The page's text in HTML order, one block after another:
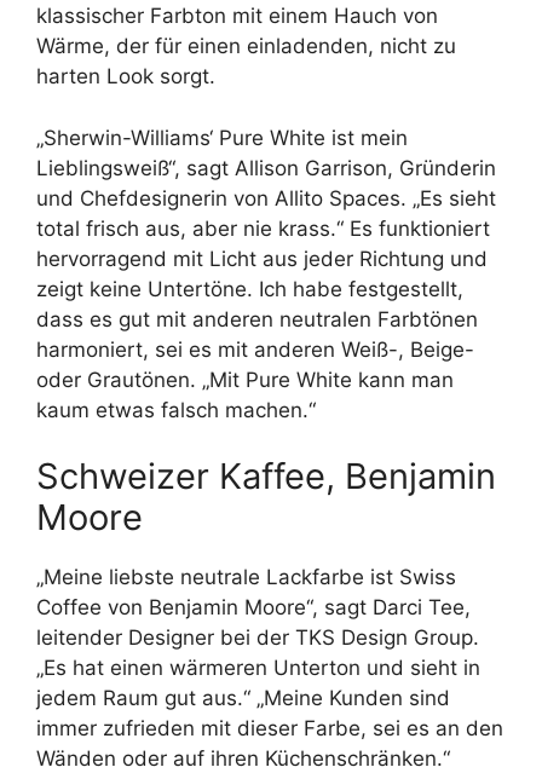
klassischer Farbton mit einem Hauch von
Wärme, der für einen einladenden, nicht zu
harten Look sorgt.
„Sherwin-Williams‘ Pure White ist mein
Lieblingsweiß“, sagt Allison Garrison, Gründerin
und Chefdesignerin von Allito Spaces. „Es sieht
total frisch aus, aber nie krass.“ Es funktioniert
hervorragend mit Licht aus jeder Richtung und
zeigt keine Untertöne. Ich habe festgestellt,
dass es gut mit anderen neutralen Farbtönen
harmoniert, sei es mit anderen Weiß-, Beige-
oder Grautönen. „Mit Pure White kann man
kaum etwas falsch machen.“
Schweizer Kaffee, Benjamin
Moore
„Meine liebste neutrale Lackfarbe ist Swiss
Coffee von Benjamin Moore“, sagt Darci Tee,
leitender Designer bei der TKS Design Group.
„Es hat einen wärmeren Unterton und sieht in
jedem Raum gut aus.“ „Meine Kunden sind
immer zufrieden mit dieser Farbe, sei es an den
Wänden oder auf ihren Küchenschränken.“